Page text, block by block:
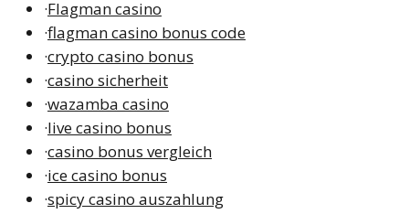
·Flagman casino
·flagman casino bonus code
·crypto casino bonus
·casino sicherheit
·wazamba casino
·live casino bonus
·casino bonus vergleich
·ice casino bonus
·spicy casino auszahlung